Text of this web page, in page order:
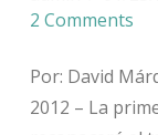
2 Comments
Por: David
2012 – La